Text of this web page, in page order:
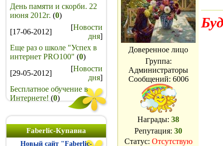
День памяти и скорби. 22
июня 2012г. (0)
[17-06-2012]
[Новости
дня]
Еще раз о школе "Успех в
интернет PRO100" (0)
[29-05-2012]
[Новости
дня]
Бесплатное обучение в
Интернете! (0)
Faberlic-Купавна
Новый сайт "Faberlic-
Доверенное лицо
Группа:
Администраторы
Сообщений: 6006
Награды: 38
Репутация: 30
Статус: Отсутствую